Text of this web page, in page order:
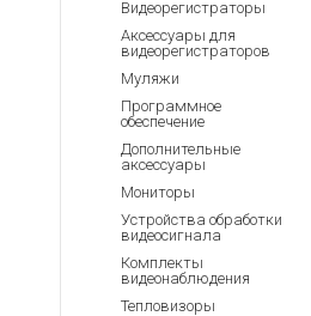
Видеорегистраторы
Аксессуары для
видеорегистраторов
Муляжи
Программное
обеспечение
Дополнительные
аксессуары
Мониторы
Устройства обработки
видеосигнала
Комплекты
видеонаблюдения
Тепловизоры